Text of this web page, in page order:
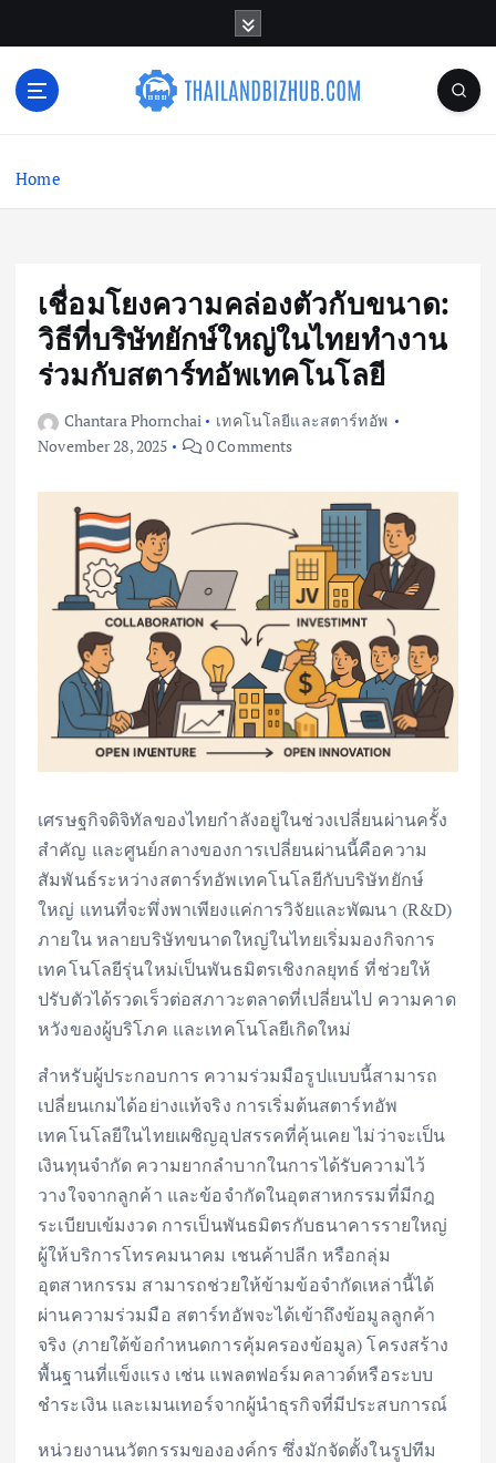
n
Home
เชื่อมโยงความคล่องตัวกับขนาด:
วิธีที่บริษัทยักษ์ใหญ่ในไทยทำงาน
ร่วมกับสตาร์ทอัพเทคโนโลยี
Chantara Phornchai
เทคโนโลยีและสตาร์ทอัพ
November 28, 2025
0 Comments
เศรษฐกิจดิจิทัลของไทยกำลังอยู่ในช่วงเปลี่ยนผ่านครั้ง
สำคัญ และศูนย์กลางของการเปลี่ยนผ่านนี้คือความ
สัมพันธ์ระหว่างสตาร์ทอัพเทคโนโลยีกับบริษัทยักษ์
ใหญ่ แทนที่จะพึ่งพาเพียงแค่การวิจัยและพัฒนา (R&D)
ภายใน หลายบริษัทขนาดใหญ่ในไทยเริ่มมองกิจการ
เทคโนโลยีรุ่นใหม่เป็นพันธมิตรเชิงกลยุทธ์ ที่ช่วยให้
ปรับตัวได้รวดเร็วต่อสภาวะตลาดที่เปลี่ยนไป ความคาด
หวังของผู้บริโภค และเทคโนโลยีเกิดใหม่
สำหรับผู้ประกอบการ ความร่วมมือรูปแบบนี้สามารถ
เปลี่ยนเกมได้อย่างแท้จริง การเริ่มต้นสตาร์ทอัพ
เทคโนโลยีในไทยเผชิญอุปสรรคที่คุ้นเคย ไม่ว่าจะเป็น
เงินทุนจำกัด ความยากลำบากในการได้รับความไว้
วางใจจากลูกค้า และข้อจำกัดในอุตสาหกรรมที่มีกฎ
ระเบียบเข้มงวด การเป็นพันธมิตรกับธนาคารรายใหญ่
ผู้ให้บริการโทรคมนาคม เชนค้าปลีก หรือกลุ่ม
อุตสาหกรรม สามารถช่วยให้ข้ามข้อจำกัดเหล่านี้ได้
ผ่านความร่วมมือ สตาร์ทอัพจะได้เข้าถึงข้อมูลลูกค้า
จริง (ภายใต้ข้อกำหนดการคุ้มครองข้อมูล) โครงสร้าง
พื้นฐานที่แข็งแรง เช่น แพลตฟอร์มคลาวด์หรือระบบ
ชำระเงิน และเมนเทอร์จากผู้นำธุรกิจที่มีประสบการณ์
หน่วยงานนวัตกรรมขององค์กร ซึ่งมักจัดตั้งในรูปทีม